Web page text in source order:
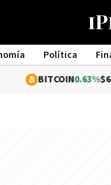
Política
0.63%$64,948.00